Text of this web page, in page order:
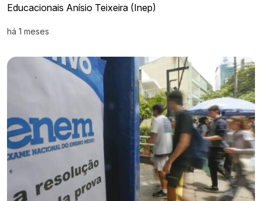
Educacionais Anísio Teixeira (Inep)
há 1 meses